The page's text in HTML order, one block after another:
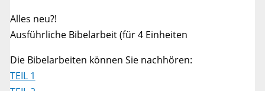
Alles neu?!
Ausführliche Bibelarbeit (für 4 Einheiten
Die Bibelarbeiten können Sie nachhören:
TEIL 1